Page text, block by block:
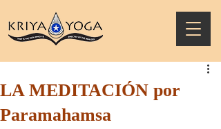
LA MEDITACIÓN por
Paramahamsa